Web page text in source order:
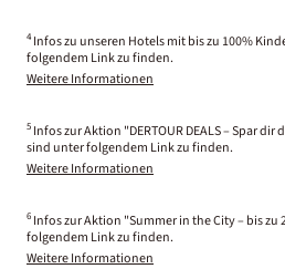
4 Infos zu unseren Hotels mit bis zu 100%
folgendem Link zu finden.
Weitere Informationen
5 Infos zur Aktion "DERTOUR DEALS – Spar dir
sind unter folgendem Link zu finden.
Weitere Informationen
6 Infos zur Aktion "Summer in the City – bis zu
folgendem Link zu finden.
Weitere Informationen